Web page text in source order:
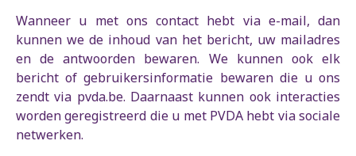
Wanneer u met ons contact hebt via e-mail, dan
kunnen we de inhoud van het bericht, uw mailadres
en de antwoorden bewaren. We kunnen ook elk
bericht of gebruikersinformatie bewaren die u ons
zendt via pvda.be. Daarnaast kunnen ook interacties
worden geregistreerd die u met PVDA hebt via sociale
netwerken.